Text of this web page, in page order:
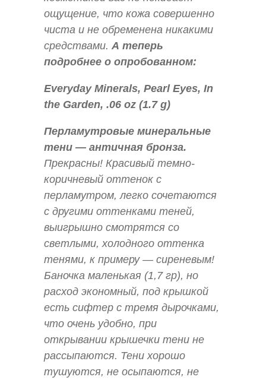
ощущение, что кожа совершенно
чиста и не обременена никакими
средствами. А теперь
подробнее о опробованном:
Everyday Minerals, Pearl Eyes, In
the Garden, .06 oz (1.7 g)
Перламутровые минеральные
тени — античная бронза.
Прекрасны! Красивый темно-
коричневый оттенок с
перламутром, легко сочетаются
с другими оттенками теней,
выигрышно смотрятся со
светлыми, холодного оттенка
тенями, к примеру — сиреневым!
Баночка маленькая (1,7 гр), но
расход экономный, под крышкой
есть сифтер с тремя дырочками,
что очень удобно, при
открывании крышечки тени не
рассыпаются. Тени хорошо
тушуются, не осыпаются, не